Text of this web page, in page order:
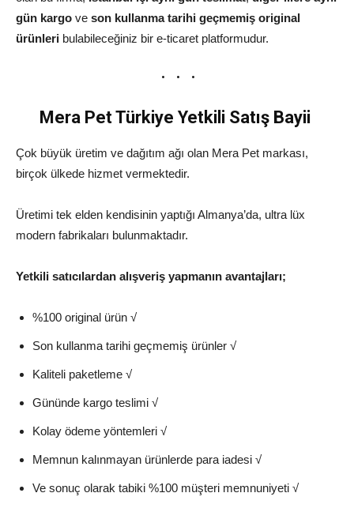
gün kargo ve son kullanma tarihi geçmemiş original
ürünleri bulabileceğiniz bir e-ticaret platformudur.
Mera Pet Türkiye Yetkili Satış Bayii
Çok büyük üretim ve dağıtım ağı olan Mera Pet markası,
birçok ülkede hizmet vermektedir.
Üretimi tek elden kendisinin yaptığı Almanya’da, ultra lüx
modern fabrikaları bulunmaktadır.
Yetkili satıcılardan alışveriş yapmanın avantajları;
%100 original ürün √
Son kullanma tarihi geçmemiş ürünler √
Kaliteli paketleme √
Gününde kargo teslimi √
Kolay ödeme yöntemleri √
Memnun kalınmayan ürünlerde para iadesi √
Ve sonuç olarak tabiki %100 müşteri memnuniyeti √